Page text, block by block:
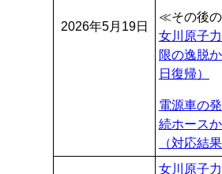
2026年5月19日
≪その後
女川原子
限の逸脱
日復帰）
電源車の
続ホース
（対応結
女川原子